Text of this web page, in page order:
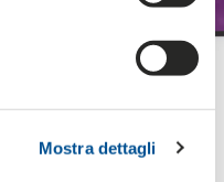
Mostra dettagli